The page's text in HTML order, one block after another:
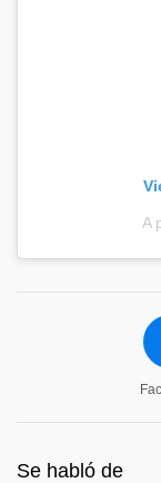
A
Se habló de